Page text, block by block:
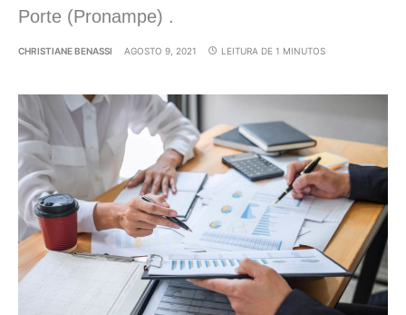
Porte (Pronampe) .
CHRISTIANE BENASSI AGOSTO 9, 2021 LEITURA DE 1 MINUTOS